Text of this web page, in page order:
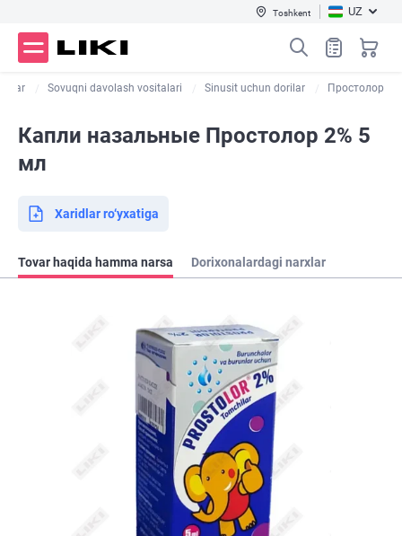
Toshkent UZ
Sovuqni davolash vositalari Sinusit uchun dorilar Простолор
Капли назальные Простолор 2% 5
мл
Xaridlar ro‘yxatiga
Tovar haqida hamma narsa Dorixonalardagi narxlar